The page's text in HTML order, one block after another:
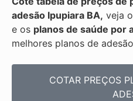
adesão Ipupiara BA, veja
e os planos de saúde por
melhores planos de
COTAR PREÇOS